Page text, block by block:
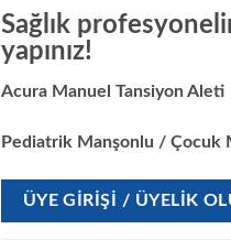
Sağlık
yapınız!
Acura Manuel Tansiyon Aleti
Pediatrik Manşonlu / Çocuk
ÜYE GIRIŞI / ÜYELIK